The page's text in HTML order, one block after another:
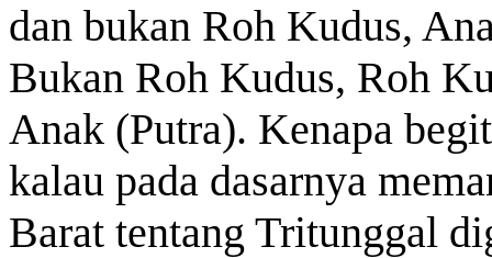
dan bukan Roh Kudus,
Bukan Roh Kudus, Roh
Anak (Putra). Kenapa
kalau pada dasarnya
Barat tentang Tritunggal